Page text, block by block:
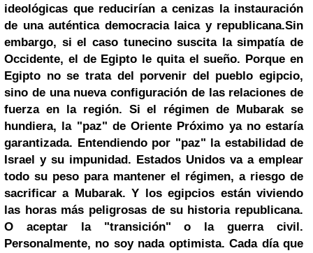
ideológicas que reducirían a cenizas la instauración
de una auténtica democracia laica y republicana.Sin
embargo, si el caso tunecino suscita la simpatía de
Occidente, el de Egipto le quita el sueño. Porque en
Egipto no se trata del porvenir del pueblo egipcio,
sino de una nueva configuración de las relaciones de
fuerza en la región. Si el régimen de Mubarak se
hundiera, la "paz" de Oriente Próximo ya no estaría
garantizada. Entendiendo por "paz" la estabilidad de
Israel y su impunidad. Estados Unidos va a emplear
todo su peso para mantener el régimen, a riesgo de
sacrificar a Mubarak. Y los egipcios están viviendo
las horas más peligrosas de su historia republicana.
O aceptar la "transición" o la guerra civil.
Personalmente, no soy nada optimista. Cada día que